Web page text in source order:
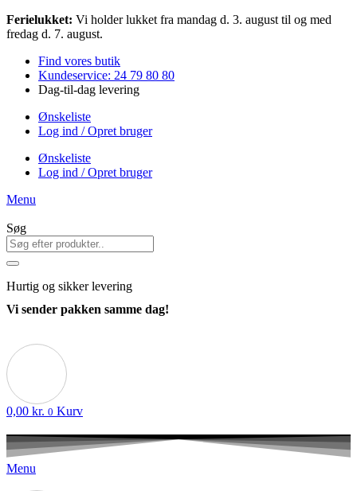
Videre
til
Ferielukket: Vi holder lukket fra mandag d. 3. august til og med
fredag d. 7. august.
Find vores butik
Kundeservice: 24 79 80 80
Dag-til-dag levering
Ønskeliste
Log ind / Opret bruger
Ønskeliste
Log ind / Opret bruger
Menu
Søg
Hurtig og sikker levering
Vi sender pakken samme dag!
0,00 kr. 0 Kurv
Menu